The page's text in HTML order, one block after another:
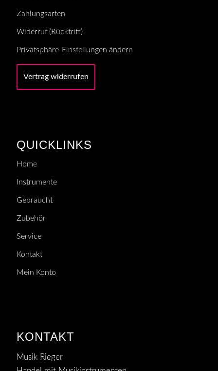
Zahlungsarten
Widerruf (Rücktritt)
Privatsphäre-Einstellungen ändern
Vertrag widerrufen
QUICKLINKS
Home
Instrumente
Gebraucht
Zubehör
Service
Kontakt
Mein Konto
KONTAKT
Musik Rieger